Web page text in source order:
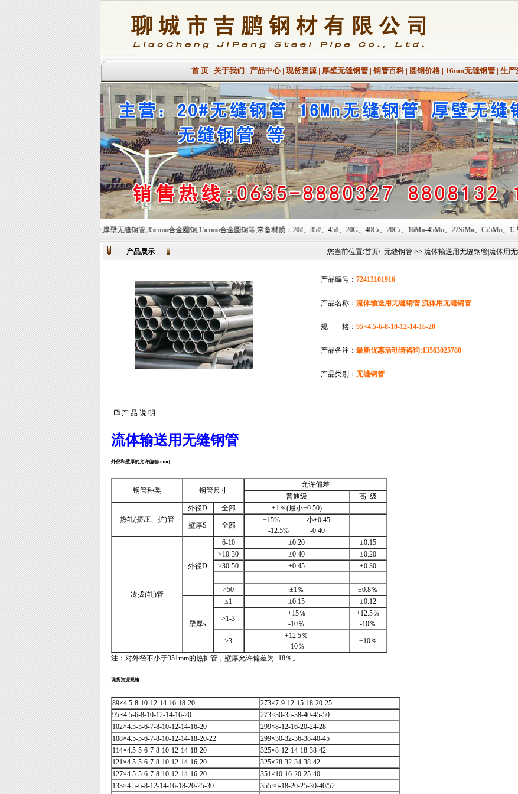
首 页| 关于我们 | 产品中心| 现货资源| 厚壁无缝钢管| 钢管百科| 圆钢价格| 16mn无缝钢管| 生产
业务有:16mn大口径厚壁管,厚壁无缝钢管,35crmo合金圆钢,15crmo合金圆钢等,常备材质：20#、35#、45#、20G、40Cr、20Cr、16Mn-45Mn、27SiMn、Cr5Mo、
产品展示 您当前位置:首页/ 无缝钢管 >> 流体输送用无缝钢管|流体用
产品编号： 72413101916
产品名称： 流体输送用无缝钢管|流体用无缝钢管
规 格： 95×4.5-6-8-10-12-14-16-20
产品备注： 最新优惠活动请咨询:13563025700
产品类别： 无缝钢管
产 品 说 明
流体输送用无缝钢管
外径和壁厚的允许偏差(mm)
钢管种类 钢管尺寸
允许偏差
普通级
高 级
热轧(挤压、扩)管
外径D 全部 ±1％(最小±0.50)
壁厚S 全部
+15% 小+0.45
-12.5% -0.40
冷拔(轧)管
外径D
6-10 ±0.20
±0.15
>10-30
±0.40
±0.20
>30-50
±0.45 ±0.30
>50 ±1％ ±0.8％
壁厚s
≤1 ±0.15 ±0.12
>1-3
+15％
-10％
+12.5％
-10％
>3
+12.5％
-10％
±10％
注：对外径不小于351mm的热扩管，壁厚允许偏差为±18％。
现货资源规格
89×4.5-8-10-12-14-16-18-20
273×7-9-12-15-18-20-25
95×4.5-6-8-10-12-14-16-20
273×30-35-38-40-45-50
102×4.5-5-6-7-8-10-12-14-16-20
299×8-12-16-20-24-28
108×4.5-5-6-7-8-10-12-14-18-20-22
299×30-32-36-38-40-45
114×4.5-5-6-7-8-10-12-14-18-20
325×8-12-14-18-38-42
121×4.5-5-6-7-8-10-12-14-16-20
325×28-32-34-38-42
127×4.5-5-6-7-8-10-12-14-16-20
351×10-16-20-25-40
133×4.5-6-8-12-14-16-18-20-25-30
355×6-18-20-25-30-40/52